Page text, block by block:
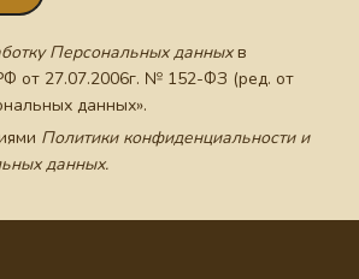
Персональных данныхв
от 27.07.2006г. № 152-ФЗ (ред. от
данных».
Политики конфиденциальности и
данных.